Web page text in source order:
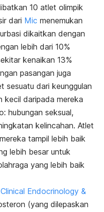
10 atlet olimpik
dari Mic menemukan
dikaitkan dengan
lebih dari 10%
kenaikan 13%
pasangan juga
sesuatu dari keunggulan
kecil daripada mereka
hubungan seksual,
kelincahan. Atlet
tampil lebih baik
lebih besar untuk
yang lebih baik
Endocrinology &
(yang dilepaskan